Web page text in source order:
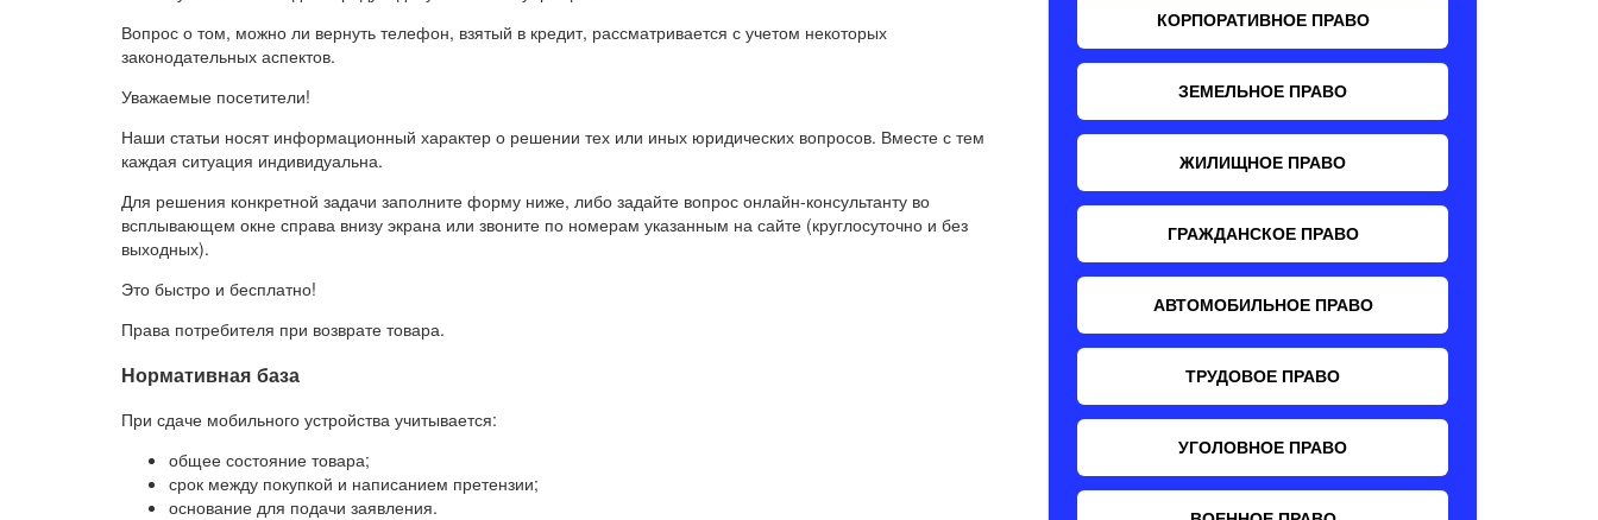
Вопрос о том, можно ли вернуть телефон, взятый в кредит, рассматривается с учетом некоторых
законодательных аспектов.
Уважаемые посетители!
Наши статьи носят информационный характер о решении тех или иных юридических вопросов. Вместе с тем
каждая ситуация индивидуальна.
Для решения конкретной задачи заполните форму ниже, либо задайте вопрос онлайн-консультанту во
всплывающем окне справа внизу экрана или звоните по номерам указанным на сайте (круглосуточно и без
выходных).
Это быстро и бесплатно!
Права потребителя при возврате товара.
Нормативная база
При сдаче мобильного устройства учитывается:
общее состояние товара;
срок между покупкой и написанием претензии;
основание для подачи заявления.